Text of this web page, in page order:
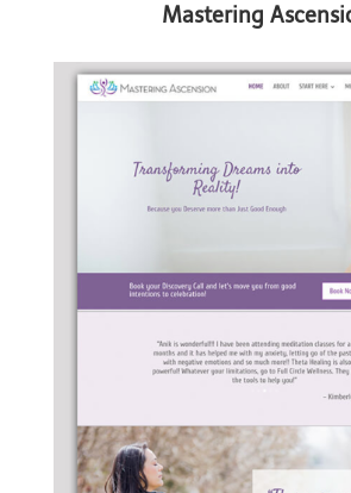
Mastering